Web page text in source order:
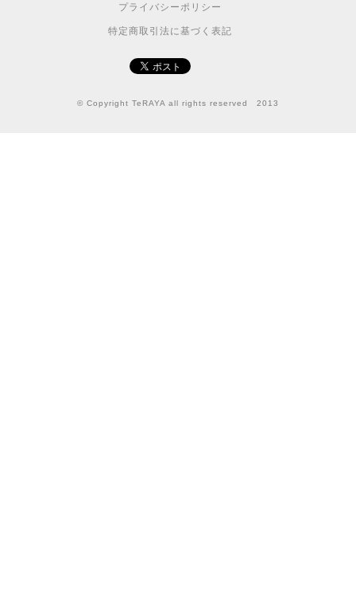
プライバシーポリシー
特定商取引法に基づく表記
© Copyright TeRAYA all rights reserved 2013